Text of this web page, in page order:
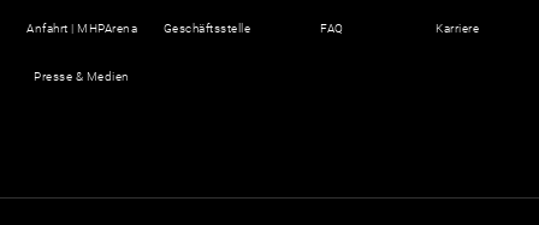
Anfahrt | MHPArena Geschäftsstelle FAQ Karriere
Presse & Medien